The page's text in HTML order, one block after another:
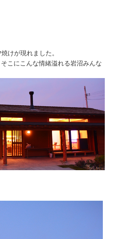
けが現れました。
こにこんな情緒溢れる岩沼みんな